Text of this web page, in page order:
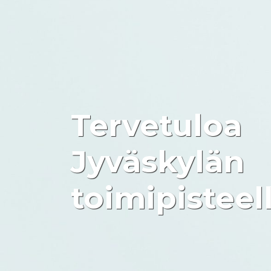
Tervetuloa
Jyväskylän